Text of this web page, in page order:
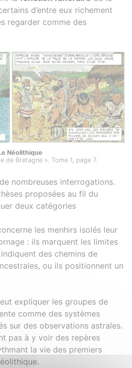
d’entre eux richement
regarder comme des
Néolithique
de Bretagne ». Tome 1, page 7.
nombreuses interrogations.
proposées au fil du
deux catégories
les menhirs isolés leur
: ils marquent les limites
des chemins de
ou ils positionnent un
expliquer les groupes de
comme des systèmes
sur des observations astrales.
pas à y voir des repères
la vie des premiers